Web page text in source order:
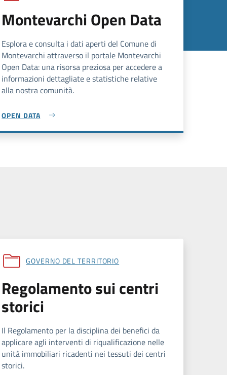
Montevarchi Open Data
Esplora e consulta i dati aperti del Comune di
Montevarchi attraverso il portale Montevarchi
Open Data: una risorsa preziosa per accedere a
informazioni dettagliate e statistiche relative
alla nostra comunità.
OPEN DATA
GOVERNO DEL TERRITORIO
Regolamento sui centri
storici
Il Regolamento per la disciplina dei benefici da
applicare agli interventi di riqualificazione nelle
unità immobiliari ricadenti nei tessuti dei centri
storici.